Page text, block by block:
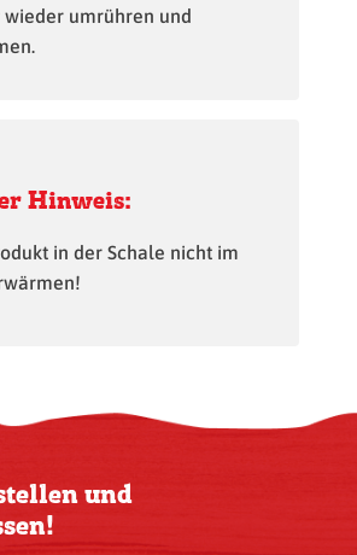
umrühren und
Hinweis:
in der Schale nicht im
und